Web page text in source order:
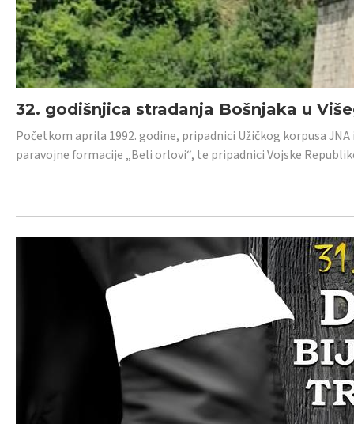
32. godišnjica stradanja Bošnjaka u
Početkom aprila 1992. godine, pripadnici Užičkog korpusa
paravojne formacije „Beli orlovi“, te pripadnici Vojske